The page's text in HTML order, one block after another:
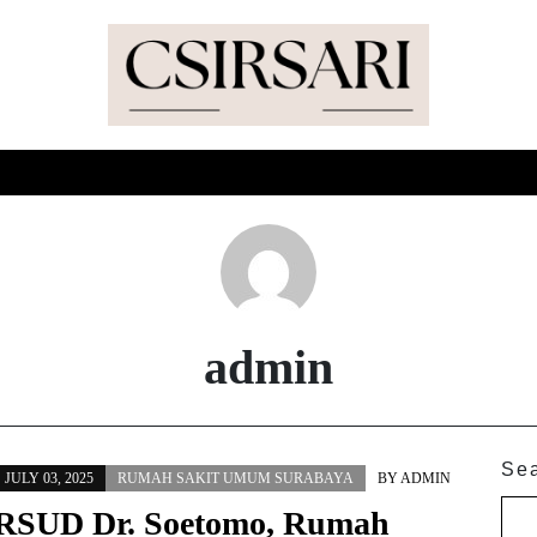
admin
JULY 03, 2025 RUMAH SAKIT UMUM SURABAYA BYADMIN
Dr. Soetomo, Rumah